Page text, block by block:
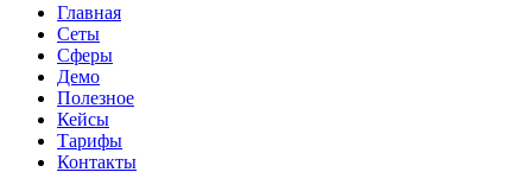
Главная
Сеты
Сферы
Демо
Полезное
Кейсы
Тарифы
Контакты